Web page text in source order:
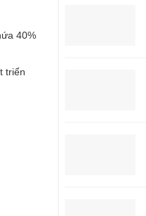
40%
triển